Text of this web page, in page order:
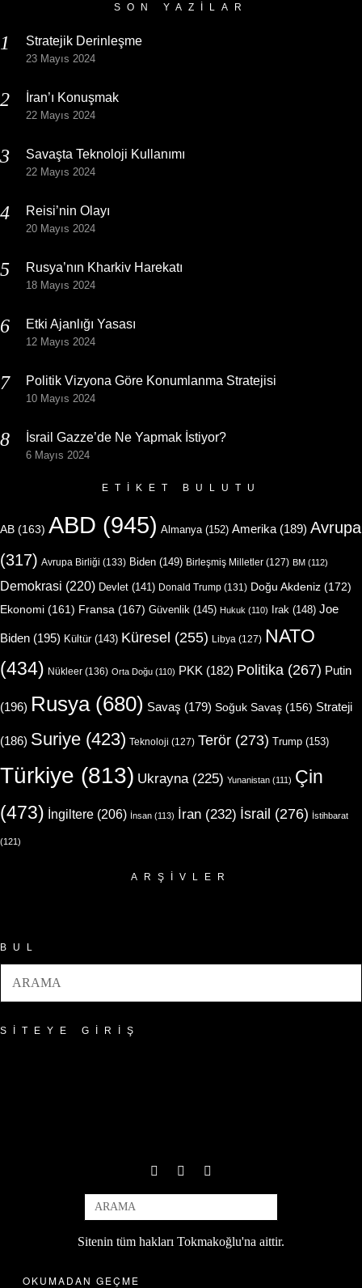
SON YAZILAR
Stratejik Derinleşme
23 Mayıs 2024
İran’ı Konuşmak
22 Mayıs 2024
Savaşta Teknoloji Kullanımı
22 Mayıs 2024
Reisi’nin Olayı
20 Mayıs 2024
Rusya’nın Kharkiv Harekatı
18 Mayıs 2024
Etki Ajanlığı Yasası
12 Mayıs 2024
Politik Vizyona Göre Konumlanma Stratejisi
10 Mayıs 2024
İsrail Gazze’de Ne Yapmak İstiyor?
6 Mayıs 2024
ETIKET BULUTU
AB (163) ABD (945) Almanya (152) Amerika (189) Avrupa
(317) Avrupa Birliği (133) Biden (149) Birleşmiş Milletler (127) BM (112)
Demokrasi (220) Devlet (141) Donald Trump (131) Doğu Akdeniz (172)
Ekonomi (161) Fransa (167) Güvenlik (145) Hukuk (110) Irak (148) Joe
Biden (195) Kültür(143) Küresel (255) Libya (127) NATO
(434) Nükleer (136) Orta Doğu (110) PKK (182) Politika (267) Putin
(196) Rusya(680) Savaş (179) Soğuk Savaş (156) Strateji
(186) Suriye (423) Teknoloji (127) Terör (273) Trump (153)
Türkiye (813) Ukrayna (225) Yunanistan (111) Çin
(473) İngiltere (206) İnsan (113) İran (232) İsrail (276) İstihbarat
(121)
ARŞIVLER
BUL
SITEYE GIRIŞ
Sitenin tüm hakları Tokmakoğlu'na aittir.
OKUMADAN GEÇME